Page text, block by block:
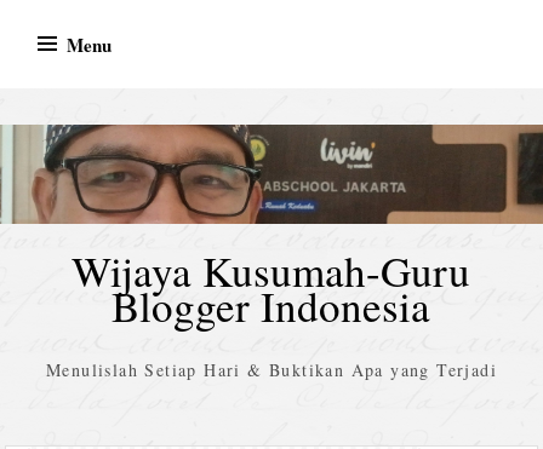
Menu
Wijaya Kusumah-Guru
Blogger Indonesia
Menulislah Setiap Hari & Buktikan Apa yang Terjadi